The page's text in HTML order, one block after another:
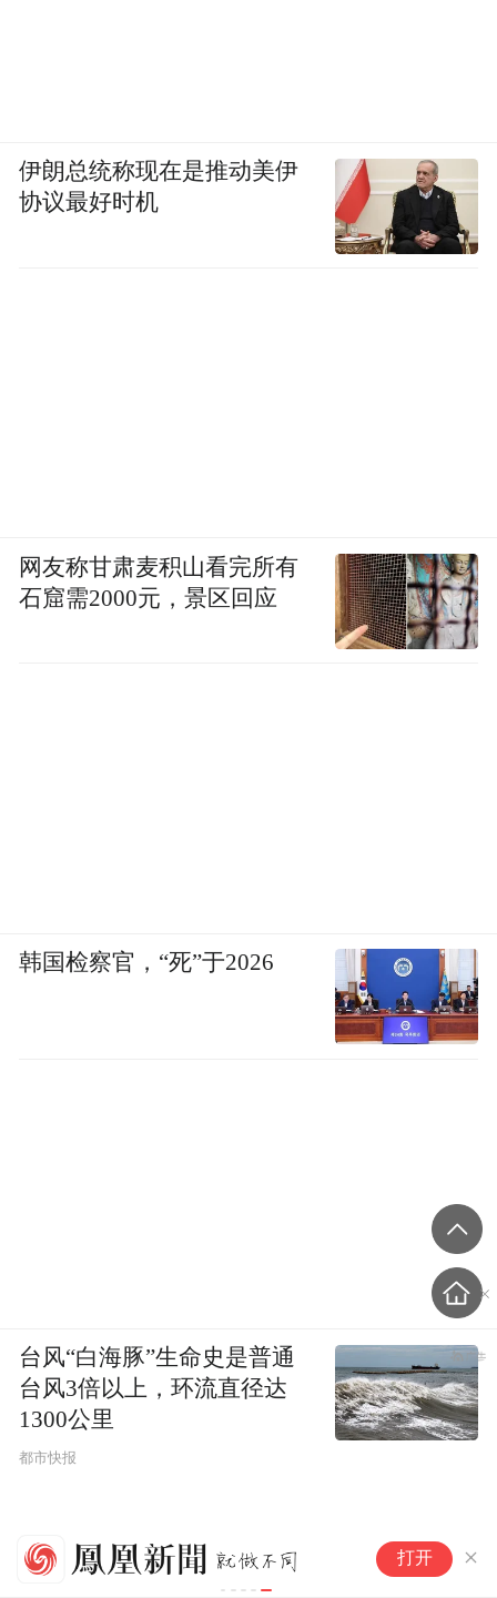
打开
伊朗总统称现在是推动美伊
协议最好时机
网友称甘肃麦积山看完所有
石窟需2000元，景区回应
韩国检察官，“死”于2026
台风“白海豚”生命史是普通
台风3倍以上，环流直径达
1300公里
都市快报